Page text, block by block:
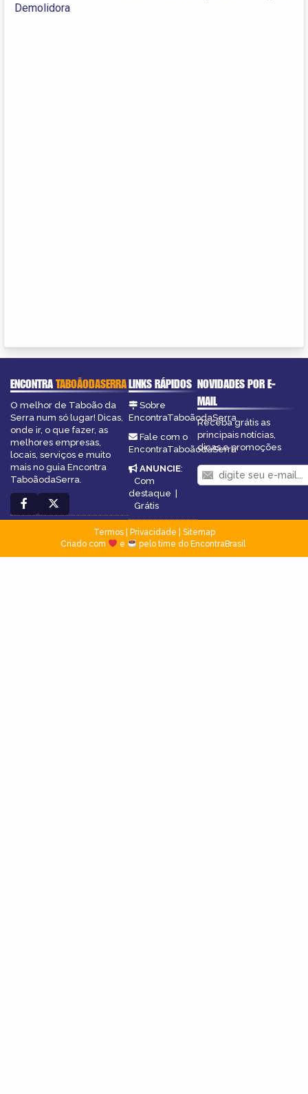
Demolidora
ENCONTRATABOÃODASERRA
O melhor de Taboão da
Serra num só lugar! Dicas,
onde ir, o que fazer, as
melhores empresas,
locais, serviços e muito
mais no guia Encontra
TaboãodaSerra.
LINKS RÁPIDOS
Sobre
EncontraTaboãodaSerra
Fale com o
EncontraTaboãodaSerra
ANUNCIE:
Com
destaque |
Grátis
NOVIDADES POR E-
MAIL
Receba grátis as
principais notícias,
dicas e promoções
Termos| Privacidade
Sitemap
Criado com
e pelo time do EncontraBrasil